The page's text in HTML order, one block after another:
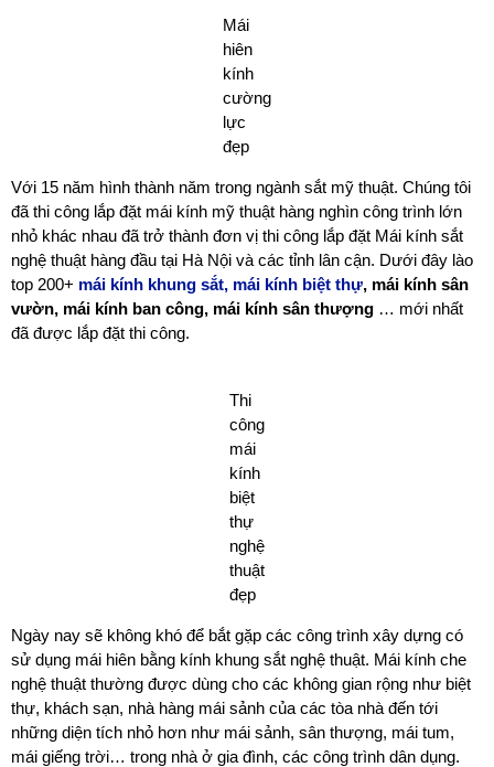
Mái
hiên
kính
cường
lực
đẹp
Với 15 năm hình thành năm trong ngành sắt mỹ thuật. Chúng tôi
đã thi công lắp đặt mái kính mỹ thuật hàng nghìn công trình lớn
nhỏ khác nhau đã trở thành đơn vị thi công lắp đặt Mái kính sắt
nghệ thuật hàng đầu tại Hà Nội và các tỉnh lân cận. Dưới đây lào
top 200+ mái kính khung sắt, mái kính biệt thự, mái kính sân
vườn, mái kính ban công, mái kính sân thượng … mới nhất
đã được lắp đặt thi công.
Thi
công
mái
kính
biệt
thự
nghệ
thuật
đẹp
Ngày nay sẽ không khó để bắt gặp các công trình xây dựng có
sử dụng mái hiên bằng kính khung sắt nghệ thuật. Mái kính che
nghệ thuật thường được dùng cho các không gian rộng như biệt
thự, khách sạn, nhà hàng mái sảnh của các tòa nhà đến tới
những diện tích nhỏ hơn như mái sảnh, sân thượng, mái tum,
mái giếng trời… trong nhà ở gia đình, các công trình dân dụng.